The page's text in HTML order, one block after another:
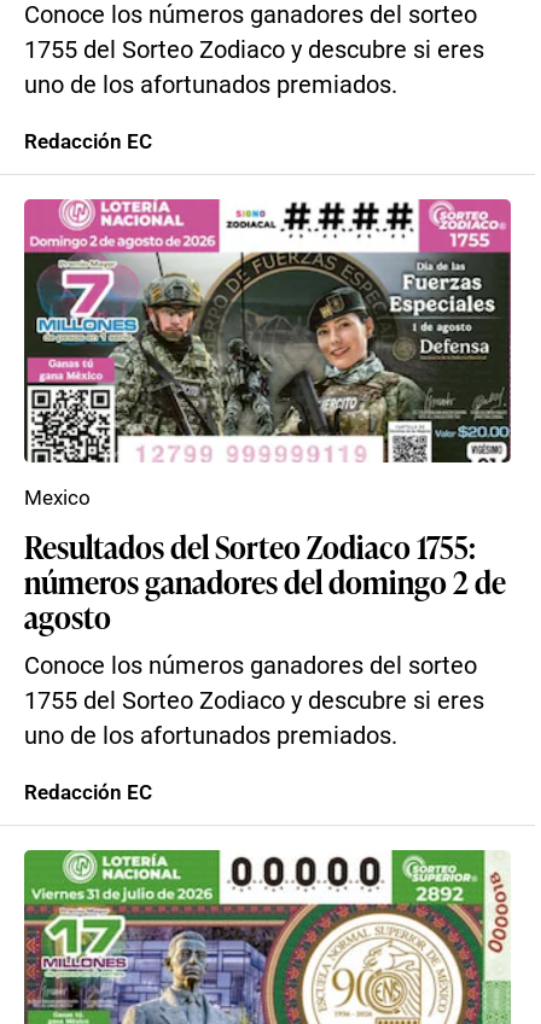
Conoce los números ganadores del sorteo
1755 del Sorteo Zodiaco y descubre si eres
uno de los afortunados premiados.
Redacción EC
Resultados del Sorteo Zodiaco 1755:
números ganadores del domingo 2 de
agosto
Conoce los números ganadores del sorteo
1755 del Sorteo Zodiaco y descubre si eres
uno de los afortunados premiados.
Mexico
Redacción EC